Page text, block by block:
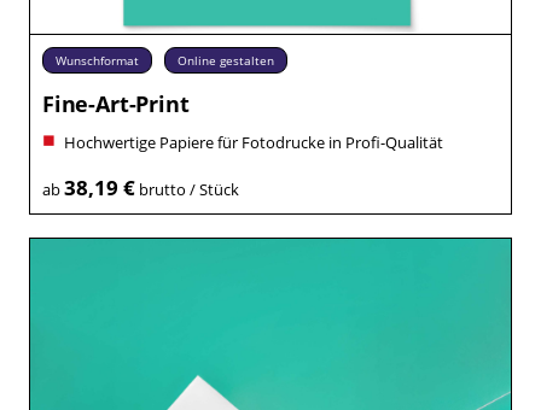
Wunschformat Online gestalten
Fine-Art-Print
Hochwertige Papiere für Fotodrucke in Profi-Qualität
ab38,19 €brutto / Stück